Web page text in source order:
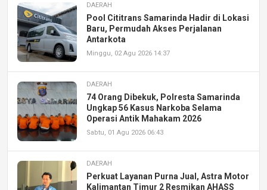
DAERAH
Pool Cititrans Samarinda Hadir di Lokasi
Baru, Permudah Akses Perjalanan
Antarkota
Minggu, 02 Agu 2026 14:37
DAERAH
74 Orang Dibekuk, Polresta Samarinda
Ungkap 56 Kasus Narkoba Selama
Operasi Antik Mahakam 2026
Sabtu, 01 Agu 2026 06:43
DAERAH
Perkuat Layanan Purna Jual, Astra Motor
Kalimantan Timur 2 Resmikan AHASS